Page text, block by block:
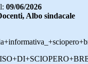
09/06/2026
Albo sindacale